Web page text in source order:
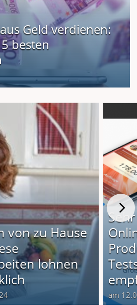
Geld verdienen:
besten
von zu Hause
lohnen
am